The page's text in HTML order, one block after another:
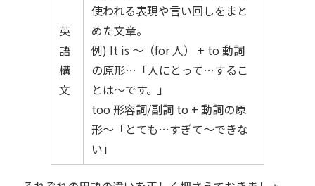
英
語
構
文
使われる表現や言い回しをまと
めた文章。
例) It is 〜（for 人） + to 動詞
の原形…「人にとって…するこ
とは〜です。」
too 形容詞/副詞 to + 動詞の原
形〜「とても…すぎて〜できな
い」